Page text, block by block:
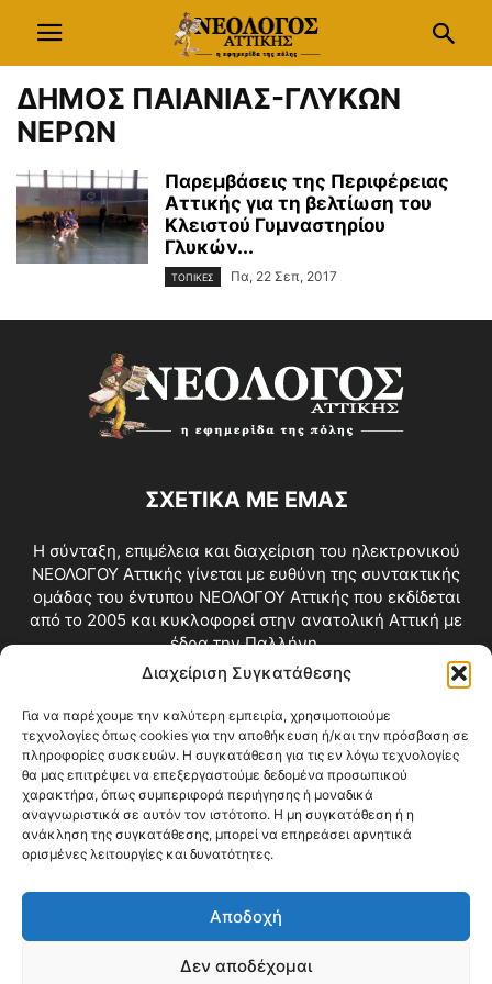
Διαχείριση Συγκατάθεσης
Για να παρέχουμε την καλύτερη εμπειρία, χρησιμοποιούμε
τεχνολογίες όπως cookies για την αποθήκευση ή/και την πρόσβαση σε
πληροφορίες συσκευών. Η συγκατάθεση για τις εν λόγω τεχνολογίες
θα μας επιτρέψει να επεξεργαστούμε δεδομένα προσωπικού
χαρακτήρα, όπως συμπεριφορά περιήγησης ή μοναδικά
αναγνωριστικά σε αυτόν τον ιστότοπο. Η μη συγκατάθεση ή η
ανάκληση της συγκατάθεσης, μπορεί να επηρεάσει αρνητικά
ορισμένες λειτουργίες και δυνατότητες.
Αποδοχή
Δεν αποδέχομαι
ΔΗΜΟΣ ΠΑΙΑΝΙΑΣ-ΓΛΥΚΩΝ
ΝΕΡΩΝ
Παρεμβάσεις της Περιφέρειας
Αττικής για τη βελτίωση του
Κλειστού Γυμναστηρίου
Γλυκών...
ΤΟΠΙΚΕΣ Πα, 22 Σεπ, 2017
ΣΧΕΤΙΚΑ ΜΕ ΕΜΑΣ
Η σύνταξη, επιμέλεια και διαχείριση του ηλεκτρονικού
ΝΕΟΛΟΓΟΥ Αττικής γίνεται με ευθύνη της συντακτικής
ομάδας του έντυπου ΝΕΟΛΟΓΟΥ Αττικής που εκδίδεται
από το 2005 και κυκλοφορεί στην ανατολική Αττική με
έδρα την Παλλήνη.
Επικοινωνία:info@neologosattikis.gr
ΑΚΟΛΟΥΘΗΣΕ ΜΑΣ
Videos Όροι Χρήσης